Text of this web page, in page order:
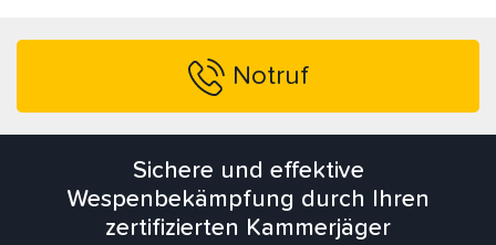
Notruf
Sichere und effektive
Wespenbekämpfung durch Ihren
zertifizierten Kammerjäger